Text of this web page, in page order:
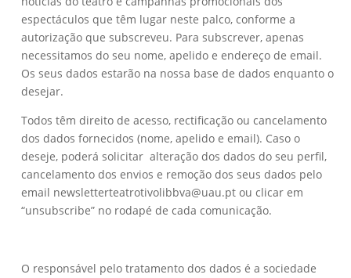
espectáculos que têm lugar neste palco, conforme a
autorização que subscreveu. Para subscrever, apenas
necessitamos do seu nome, apelido e endereço de email.
Os seus dados estarão na nossa base de dados enquanto o
desejar.
Todos têm direito de acesso, rectificação ou cancelamento
dos dados fornecidos (nome, apelido e email). Caso o
deseje, poderá solicitar alteração dos dados do seu perfil,
cancelamento dos envios e remoção dos seus dados pelo
email newsletterteatrotivolibbva@uau.pt ou clicar em
“unsubscribe” no rodapé de cada comunicação.
O responsável pelo tratamento dos dados é a sociedade